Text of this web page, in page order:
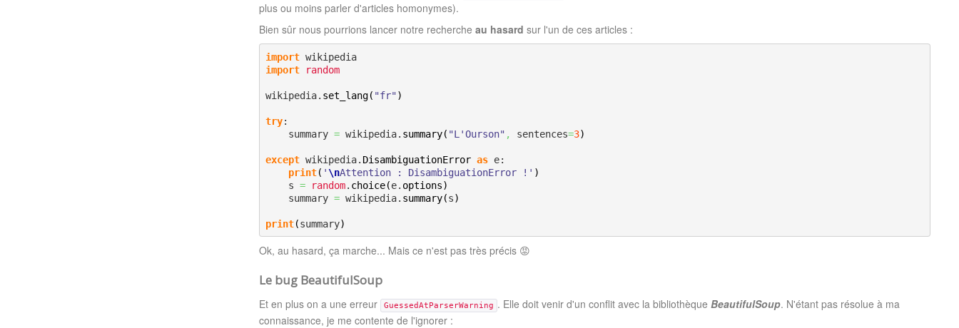
plus ou moins parler d'articles homonymes).
Bien sûr nous pourrions lancer notre recherche au hasard sur l'un de ces articles :
import
import
random
wikipedia. set_lang( "fr")
try:
    summary
= wikipedia. summary( "L'Ourson" , sentences=3)
except wikipedia. DisambiguationError as e:
print( ' \nAttention : DisambiguationError !' )
    s
= random. choice(e. options)
    summary
= wikipedia. summary(s)
print(summary)
Ok, au hasard, ça marche... Mais ce n'est pas très précis 😡
Le bug BeautifulSoup
Et en plus on a une erreur GuessedAtParserWarning . Elle doit venir d'un conflit avec la bibliothèque BeautifulSoup. N'étant pas résolue à ma
connaissance, je me contente de l'ignorer :